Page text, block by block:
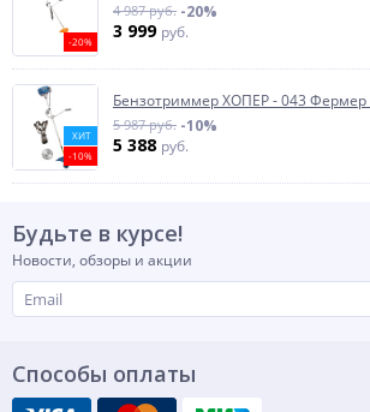
-20%
4 987 руб. -20%
3 999 руб.
ХИТ
-10%
Бензотриммер ХОПЕР - 043 Фермер
5 987 руб. -10%
5 388 руб.
Будьте в курсе!
Новости, обзоры и акции
Способы оплаты